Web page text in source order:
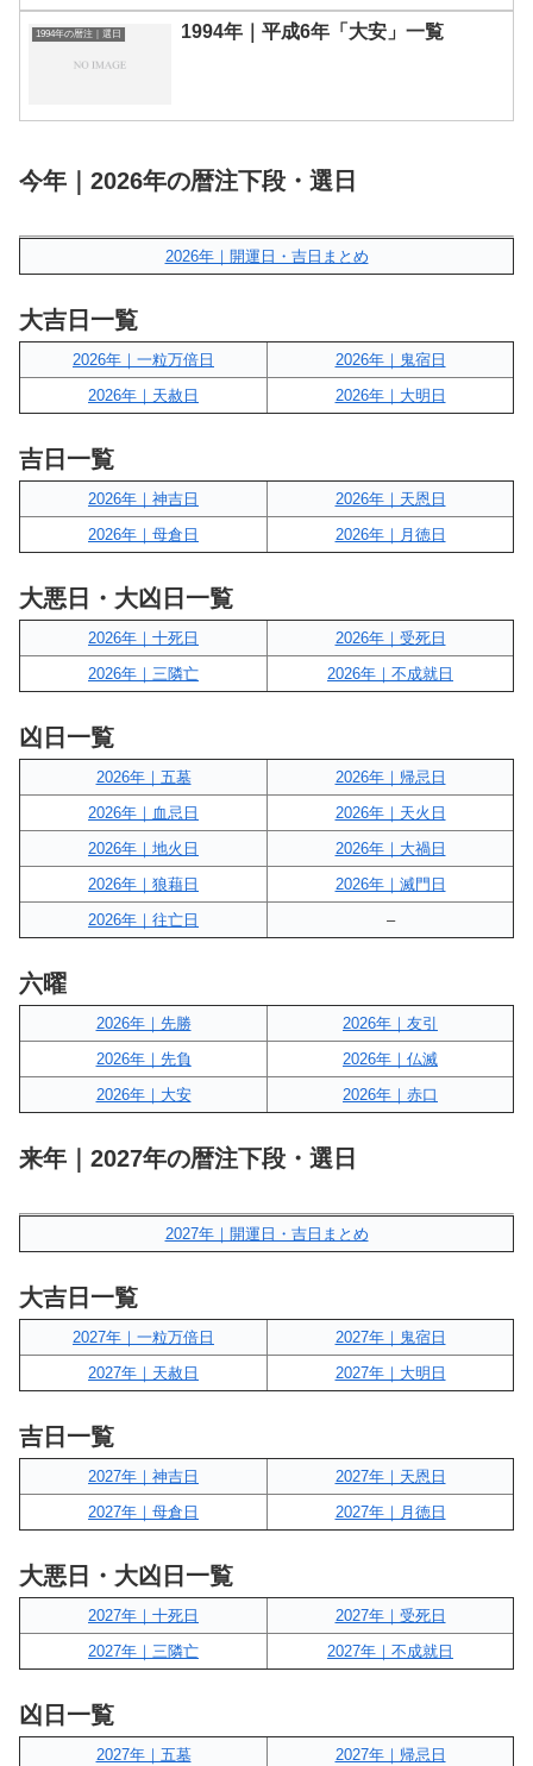
1994年の暦注｜選日 1994年｜平成6年「大安」一覧
今年｜2026年の暦注下段・選日
2026年｜開運日・吉日まとめ
大吉日一覧
2026年｜一粒万倍日
2026年｜鬼宿日
2026年｜天赦日
2026年｜大明日
吉日一覧
2026年｜神吉日
2026年｜天恩日
2026年｜母倉日
2026年｜月徳日
大悪日・大凶日一覧
2026年｜十死日
2026年｜受死日
2026年｜三隣亡
2026年｜不成就日
凶日一覧
2026年｜五墓
2026年｜帰忌日
2026年｜血忌日
2026年｜天火日
2026年｜地火日
2026年｜大禍日
2026年｜狼藉日
2026年｜滅門日
2026年｜往亡日
–
六曜
2026年｜先勝
2026年｜友引
2026年｜先負
2026年｜仏滅
2026年｜大安
2026年｜赤口
来年｜2027年の暦注下段・選日
2027年｜開運日・吉日まとめ
大吉日一覧
2027年｜一粒万倍日
2027年｜鬼宿日
2027年｜天赦日
2027年｜大明日
吉日一覧
2027年｜神吉日
2027年｜天恩日
2027年｜母倉日
2027年｜月徳日
大悪日・大凶日一覧
2027年｜十死日
2027年｜受死日
2027年｜三隣亡
2027年｜不成就日
凶日一覧
2027年｜五墓
2027年｜帰忌日